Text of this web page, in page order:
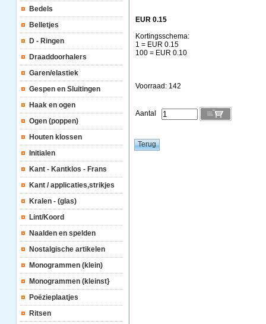
Bedels
Belletjes
D - Ringen
Draaddoorhalers
Garen/elastiek
Gespen en Sluitingen
Haak en ogen
Ogen (poppen)
Houten klossen
Initialen
Kant - Kantklos - Frans
Kant / applicaties,strikjes
Kralen - (glas)
Lint/Koord
Naalden en spelden
Nostalgische artikelen
Monogrammen (klein)
Monogrammen (kleinst}
Poëzieplaatjes
Ritsen
EUR 0.15
Kortingsschema:
1 = EUR 0.15
100 = EUR 0.10
Voorraad: 142
Aantal